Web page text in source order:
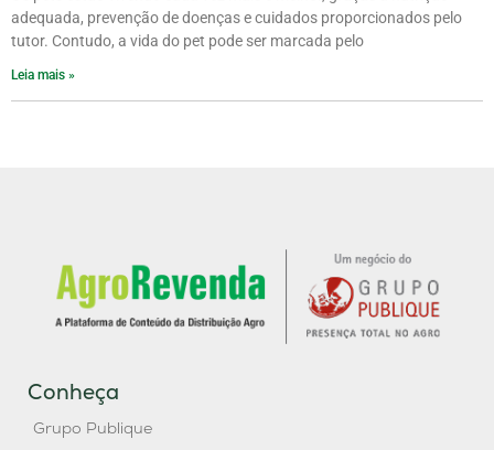
adequada, prevenção de doenças e cuidados proporcionados pelo
tutor. Contudo, a vida do pet pode ser marcada pelo
Leia mais »
Conheça
Grupo Publique